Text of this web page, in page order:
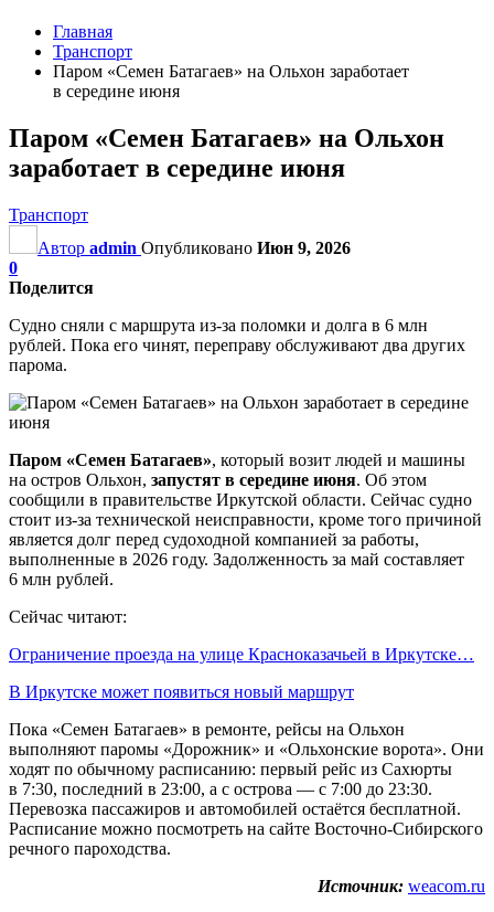
Главная
Транспорт
Паром «Семен Батагаев» на Ольхон заработает
в середине июня
Паром «Семен Батагаев» на Ольхон
заработает в середине июня
Транспорт
Автор admin Опубликовано Июн 9, 2026
0
Поделится
Судно сняли с маршрута из-за поломки и долга в 6 млн
рублей. Пока его чинят, переправу обслуживают два других
парома.
Паром «Семен Батагаев», который возит людей и машины
на остров Ольхон, запустят в середине июня. Об этом
сообщили в правительстве Иркутской области. Сейчас судно
стоит из‑за технической неисправности, кроме того причиной
является долг перед судоходной компанией за работы,
выполненные в 2026 году. Задолженность за май составляет
6 млн рублей.
Сейчас читают:
Ограничение проезда на улице Красноказачьей в Иркутске…
В Иркутске может появиться новый маршрут
Пока «Семен Батагаев» в ремонте, рейсы на Ольхон
выполняют паромы «Дорожник» и «Ольхонские ворота». Они
ходят по обычному расписанию: первый рейс из Сахюрты
в 7:30, последний в 23:00, а с острова — с 7:00 до 23:30.
Перевозка пассажиров и автомобилей остаётся бесплатной.
Расписание можно посмотреть на сайте Восточно-Сибирского
речного пароходства.
Источник: weacom.ru